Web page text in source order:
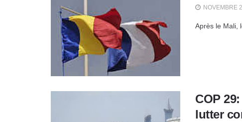
NOVEMBRE
Après le Mali,
COP
lutter